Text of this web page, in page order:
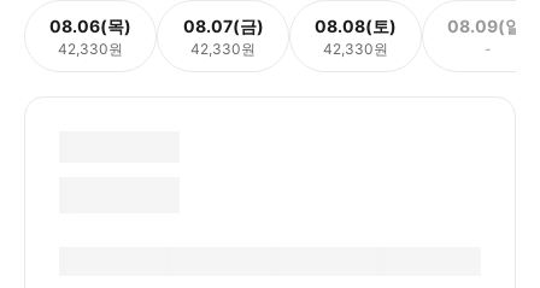
08.06(목)
42,330원
08.07(금)
42,330원
08.08(토)
42,330원
08.09(일)
-